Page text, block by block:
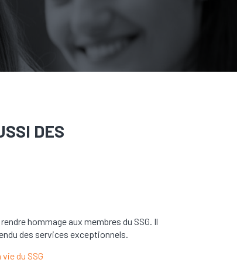
DES
hommage aux membres du SSG. Il
des services exceptionnels.
du SSG